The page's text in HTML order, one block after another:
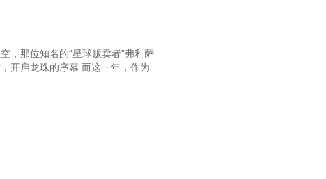
，那位知名的“星球贩卖者”弗利萨
开启龙珠的序幕 而这一年，作为